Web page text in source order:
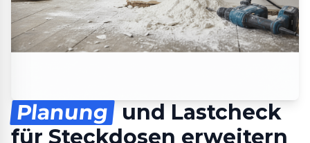
Planung
und Lastcheck
für Steckdosen erweitern